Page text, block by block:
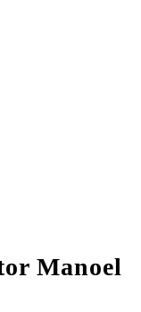
Manoel